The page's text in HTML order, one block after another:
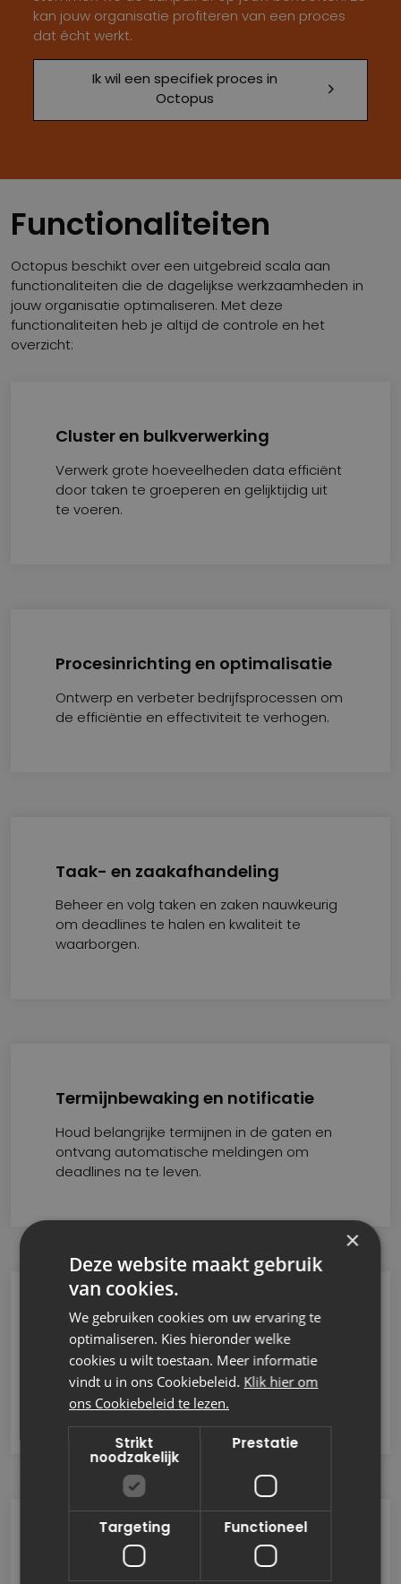
kan jouw organisatie profiteren van een proces
dat écht werkt.
Ik wil een specifiek proces in
Octopus
Functionaliteiten
Octopus beschikt over een uitgebreid scala aan
functionaliteiten die de dagelijkse werkzaamheden in
jouw organisatie optimaliseren. Met deze
functionaliteiten heb je altijd de controle en het
overzicht:
Cluster en bulkverwerking
Verwerk grote hoeveelheden data efficiënt
door taken te groeperen en gelijktijdig uit
te voeren.
Procesinrichting en optimalisatie
Ontwerp en verbeter bedrijfsprocessen om
de efficiëntie en effectiviteit te verhogen.
Taak- en zaakafhandeling
Beheer en volg taken en zaken nauwkeurig
om deadlines te halen en kwaliteit te
waarborgen.
Termijnbewaking en notificatie
Houd belangrijke termijnen in de gaten en
ontvang automatische meldingen om
deadlines na te leven.
Dashboard en rapportage
Visualiseer belangrijke gegevens en
genereer gedetailleerde rapporten voor
beter inzicht en besluitvorming.
Documentcreatie- en beheer
×
Deze website maakt gebruik
van cookies.
We gebruiken cookies om uw ervaring te
optimaliseren. Kies hieronder welke
cookies u wilt toestaan. Meer informatie
vindt u in ons Cookiebeleid. Klik hier om
ons Cookiebeleid te lezen.
Strikt
noodzakelijk
Prestatie
Targeting Functioneel